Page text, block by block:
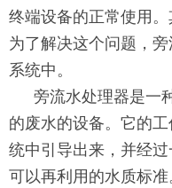
终端设备的正常使用。
为了解决这个问题，
系统中。
旁流水处理器是一
的废水的设备。它的
统中引导出来，并经
可以再利用的水质标准